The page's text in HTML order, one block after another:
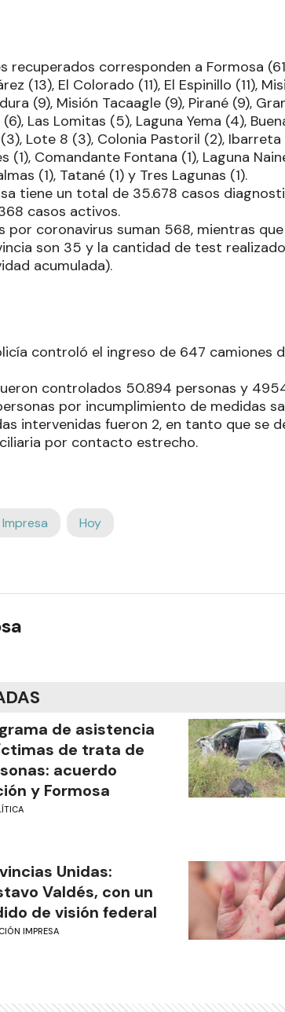
recuperados corresponden a Formosa
(13), El Colorado (11), El Espinillo (11),
(9), Misión Tacaagle (9), Pirané (9),
Las Lomitas (5), Laguna Yema (4),
Lote 8 (3), Colonia Pastoril (2), Ibarreta
(1), Comandante Fontana (1), Laguna
(1), Tatané (1) y Tres Lagunas (1).
tiene un total de 35.678 casos
casos activos.
por coronavirus suman 568, mientras
son 35 y la cantidad de test
acumulada).
controló el ingreso de 647 camiones
controlados 50.894 personas y
por incumplimiento de medidas
intervenidas fueron 2, en tanto que se
por contacto estrecho.
Hoy
de asistencia
de trata de
acuerdo
y Formosa
Unidas:
Valdés, con un
de visión federal
IMPRESA